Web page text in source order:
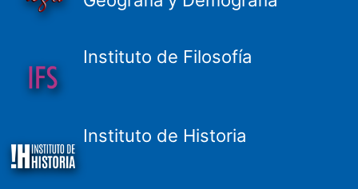
Instituto de Filosofía
Instituto de Historia